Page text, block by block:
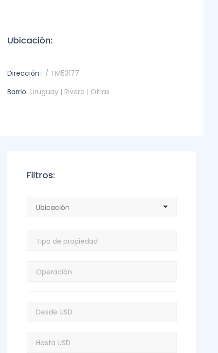
Ubicación:
Dirección: / TM53177
Barrio: Uruguay | Rivera | Otras
Filtros: